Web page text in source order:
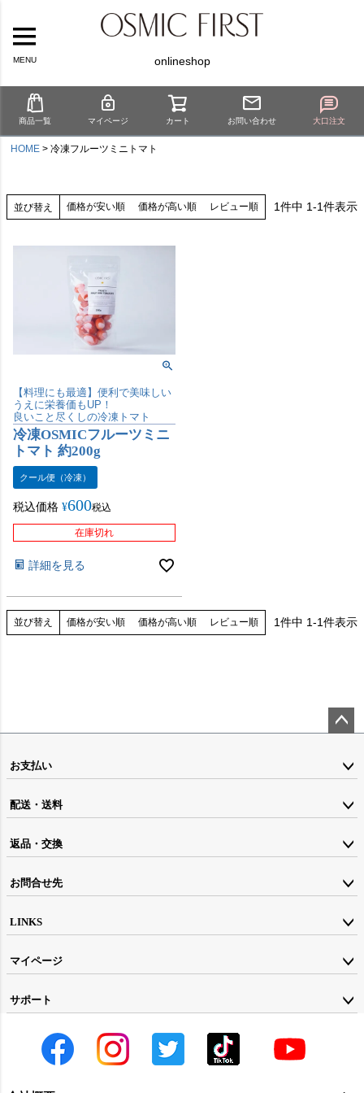
MENU onlineshop
商品一覧 マイページ カート お問い合わせ 大口注文
HOME 冷凍フルーツミニトマト
並び替え 価格が安い順 価格が高い順 レビュー順 1件中 1-1件表示
【料理にも最適】便利で美味しい
うえに栄養価もUP！
良いこと尽くしの冷凍トマト
冷凍OSMICフルーツミニ
トマト 約200g
クール便（冷凍）
税込価格 ¥600税込
在庫切れ
詳細を見る
並び替え 価格が安い順 価格が高い順 レビュー順 1件中 1-1件表示
ジト
お支払い
配送・送料
返品・交換
お問合せ先
LINKS
マイページ
サポート